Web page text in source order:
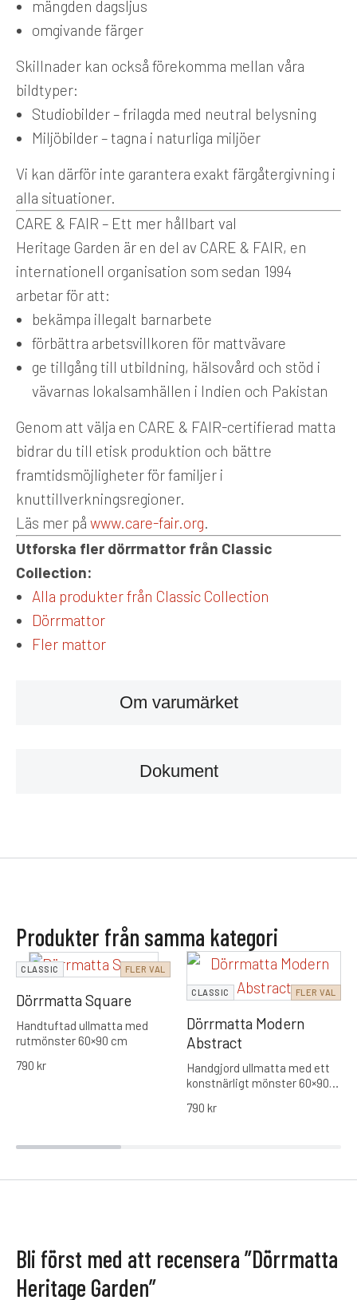
Om varumärket
Dokument
mängden dagsljus
omgivande färger
Skillnader kan också förekomma mellan våra
bildtyper:
Studiobilder – frilagda med neutral belysning
Miljöbilder – tagna i naturliga miljöer
Vi kan därför inte garantera exakt färgåtergivning i
alla situationer.
CARE & FAIR – Ett mer hållbart val
Heritage Garden är en del av CARE & FAIR, en
internationell organisation som sedan 1994
arbetar för att:
bekämpa illegalt barnarbete
förbättra arbetsvillkoren för mattvävare
ge tillgång till utbildning, hälsovård och stöd i
vävarnas lokalsamhällen i Indien och Pakistan
Genom att välja en CARE & FAIR-certifierad matta
bidrar du till etisk produktion och bättre
framtidsmöjligheter för familjer i
knuttillverkningsregioner.
Läs mer på www.care-fair.org.
Utforska fler dörrmattor från Classic
Collection:
Alla produkter från Classic Collection
Dörrmattor
Fler mattor
Produkter från samma kategori
CLASSIC FLER VAL
Dörrmatta Square
Handtuftad ullmatta med
rutmönster 60×90 cm
790 kr
CLASSIC FLER VAL
Dörrmatta Modern
Abstract
Handgjord ullmatta med ett
konstnärligt mönster 60×90
790 kr
Bli först med att recensera ”Dörrmatta
Heritage Garden”